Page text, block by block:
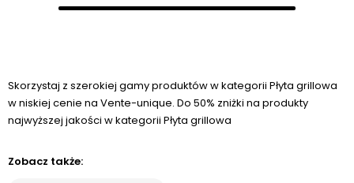
Skorzystaj z szerokiej gamy produktów w kategorii Płyta grillowa
w niskiej cenie na Vente-unique. Do 50% zniżki na produkty
najwyższej jakości w kategorii Płyta grillowa
Zobacz także: